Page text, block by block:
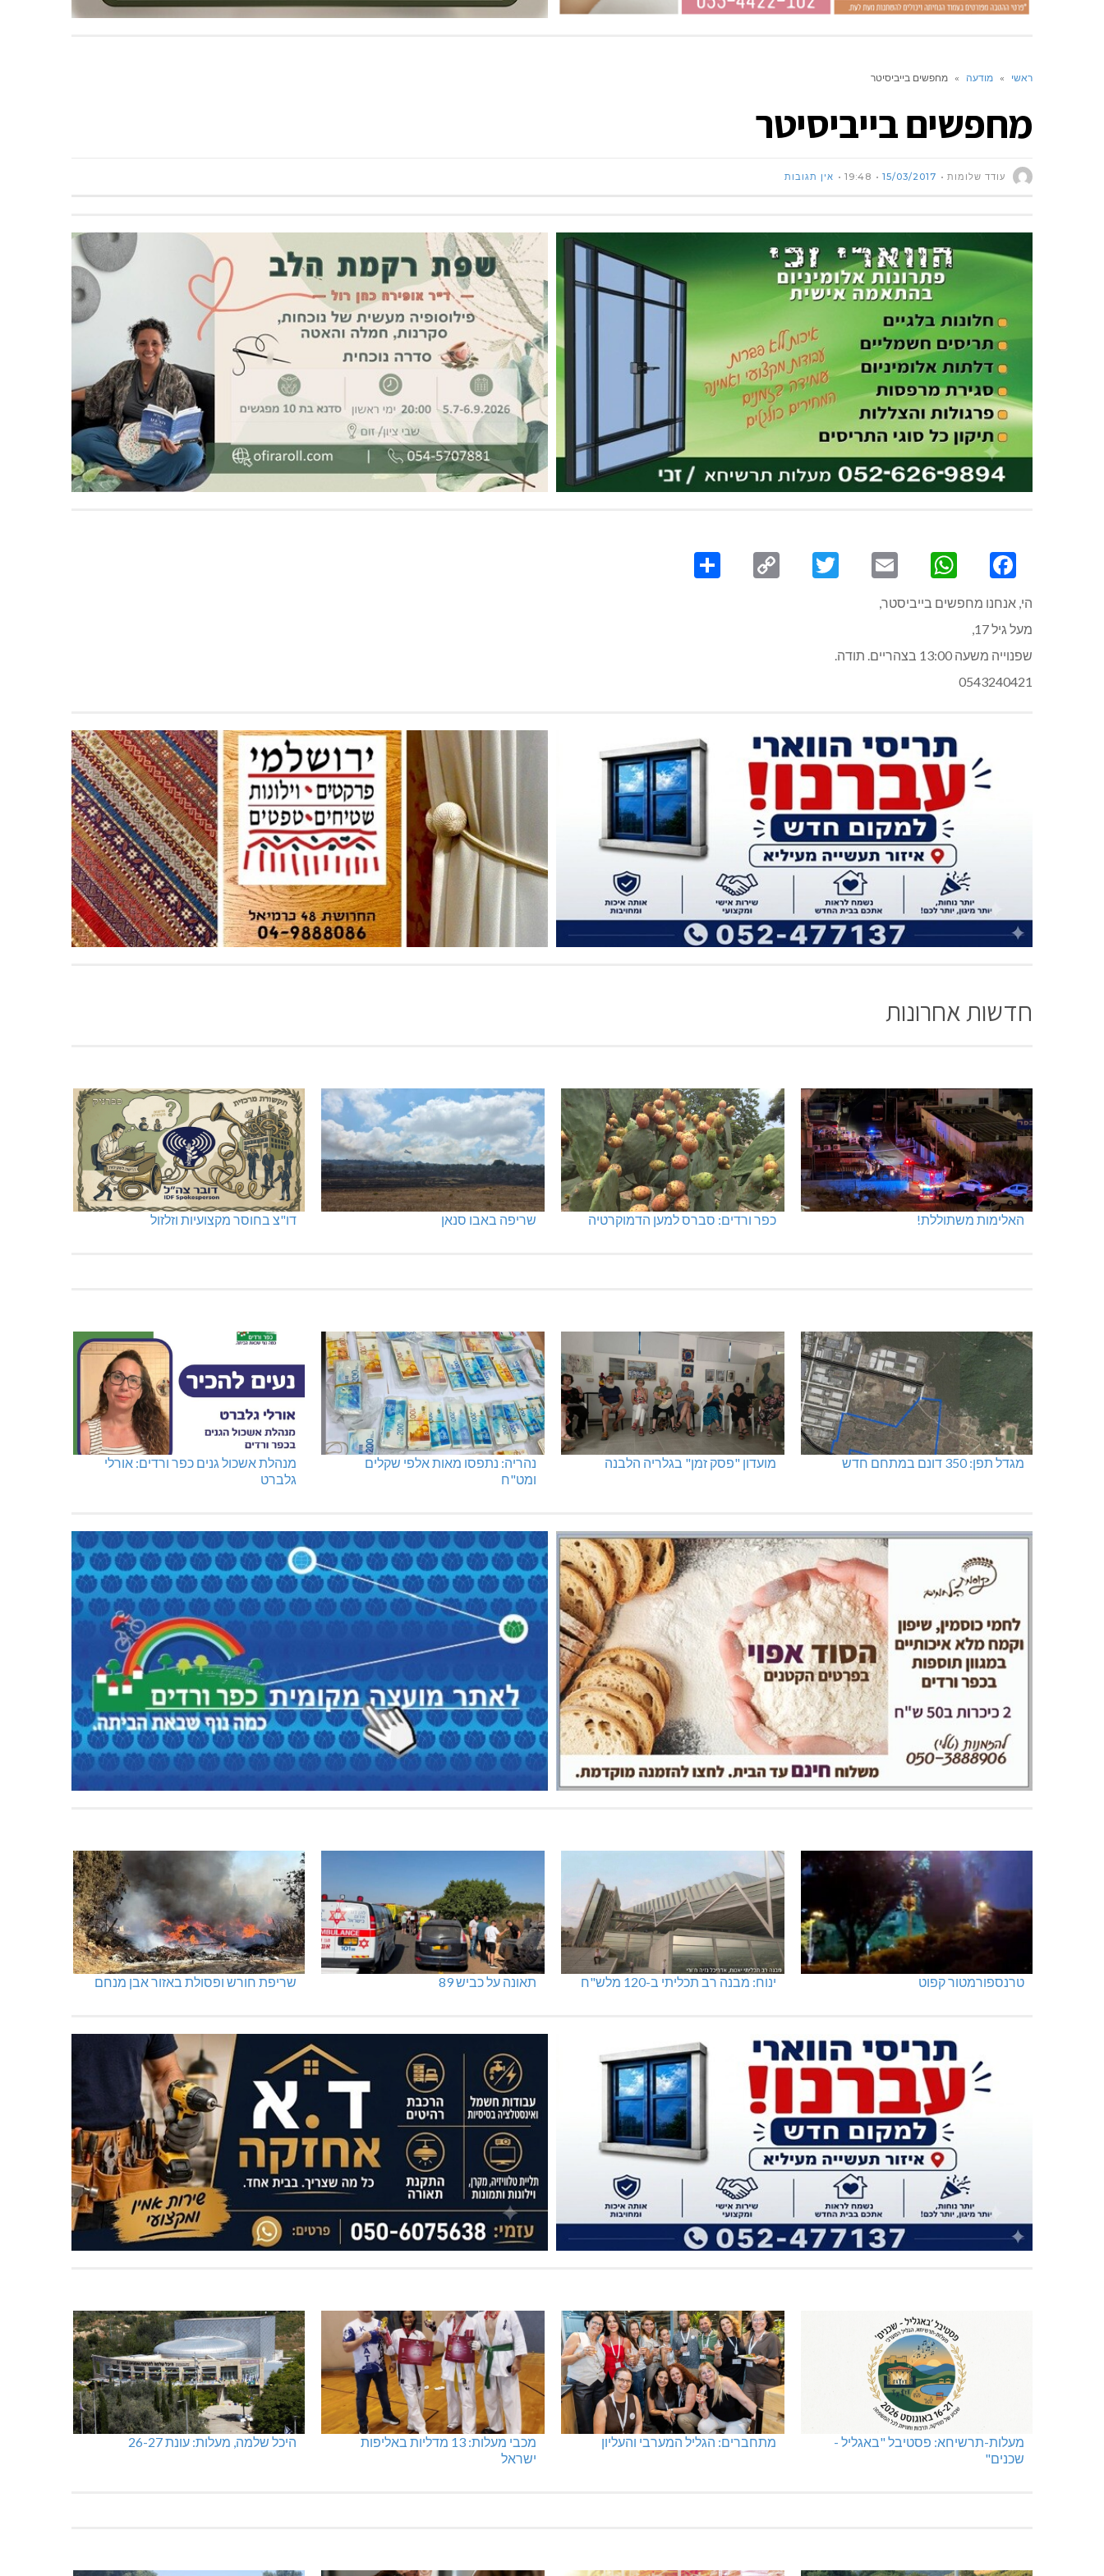
ראשי » מודעה » מחפשים בייביסיטר
מחפשים בייביסיטר
עודד שלומות 15/03/2017
19:48 אין תגובות
Facebook
WhatsApp
Email
Twitter
Copy
הי, אנחנו מחפשים בייביסטר,
מעל גיל 17,
שפנוייה משעה 13:00 בצהריים. תודה.
0543240421
חדשות אחרונות
האלימות משתוללת! כפר ורדים: סברס למען הדמוקרטיה שריפה באבו סנאן דו"צ בחוסר מקצועיות וזלזול
מגדל תפן: 350 דונם במתחם חדש מועדון "פסק זמן" בגלריה הלבנה
נהריה: נתפסו מאות אלפי שקלים
ומט"ח
מנהלת אשכול גנים כפר ורדים: אורלי
גלברט
טרנספורמטור קפוט ינוח: מבנה רב תכליתי ב-120 מלש"ח תאונה על כביש 89 שריפת חורש ופסולת באזור אבן מנחם
מעלות-תרשיחא: פסטיבל "באגליל -
שכנים"
מתחברים: הגליל המערבי והעליון
מכבי מעלות: 13 מדליות באליפות
ישראל
היכל שלמה, מעלות: עונת 26-27